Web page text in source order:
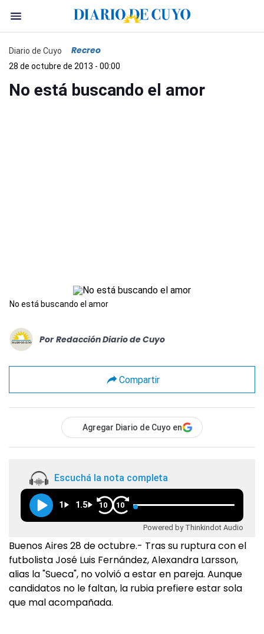
Diario de Cuyo Recreo
28 de octubre de 2013 - 00:00
No está buscando el amor
No está buscando el amor
Por Redacción Diario de Cuyo
Compartir
Agregar Diario de Cuyo en
Escuchá la nota completa
1 1.5 10 10
Powered by Thinkindot Audio
Buenos Aires 28 de octubre.- Tras su ruptura con el
futbolista José Luis Fernández, Alexandra Larsson,
alias la "Sueca", no volvió a estar en pareja. Aunque
candidatos no le faltan, la rubia prefiere estar sola
que mal acompañada.